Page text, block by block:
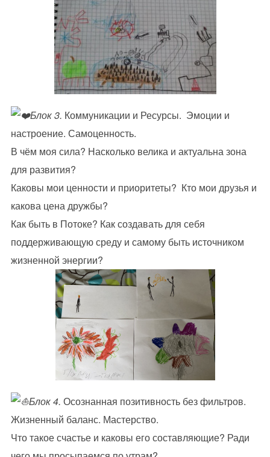
Блок 3. Коммуникации и Ресурсы. Эмоции и
настроение. Самоценность.
В чём моя сила? Насколько велика и актуальна зона
для развития?
Каковы мои ценности и приоритеты? Кто мои друзья и
какова цена дружбы?
Как быть в Потоке? Как создавать для себя
поддерживающую среду и самому быть источником
жизненной энергии?
Блок 4. Осознанная позитивность без фильтров.
Жизненный баланс. Мастерство.
Что такое счастье и каковы его составляющие? Ради